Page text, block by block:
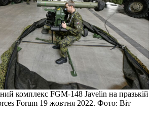
комплекс FGM-148 Javelin на празькій
Forum 19 жовтня 2022. Фото: Віт